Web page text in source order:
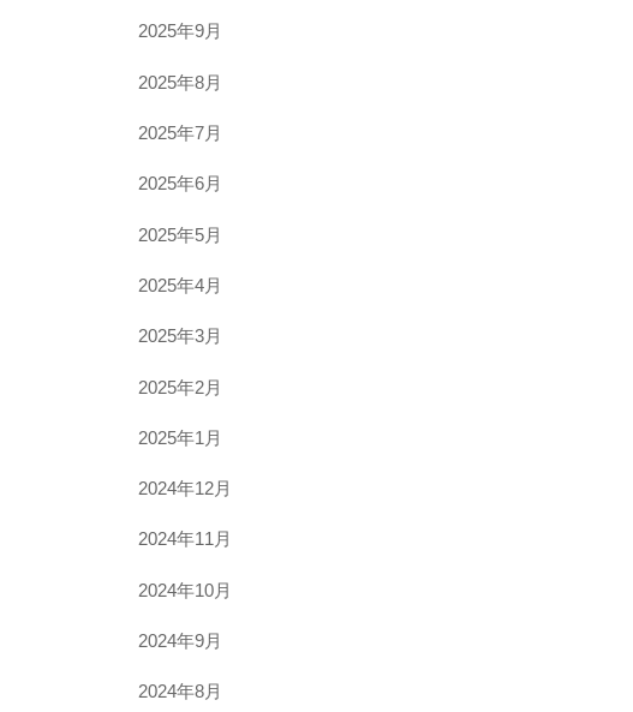
2025年9月
2025年8月
2025年7月
2025年6月
2025年5月
2025年4月
2025年3月
2025年2月
2025年1月
2024年12月
2024年11月
2024年10月
2024年9月
2024年8月